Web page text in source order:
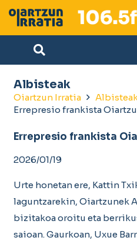
Albisteak
Oiartzun Irratia
Albisteak
Errepresio frankista
Errepresio frankista
2026/01/19
Urte honetan ere, Kattin
laguntzarekin, Oiartzunek
bizitakoa oroitu eta
saioan. Gaurkoan, Uxue